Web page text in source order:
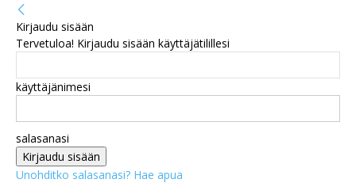
Kirjaudu sisään
Tervetuloa! Kirjaudu sisään käyttäjätilillesi
käyttäjänimesi
salasanasi
Unohditko salasanasi? Hae apua